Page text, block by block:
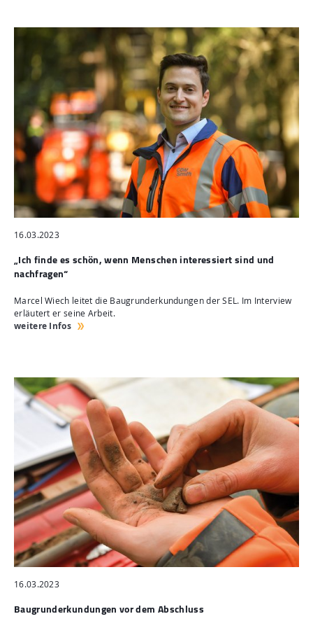
16.03.2023
„Ich finde es schön, wenn Menschen interessiert sind und
nachfragen“
Marcel Wiech leitet die Baugrunderkundungen der SEL. Im Interview
erläutert er seine Arbeit.
weitere Infos
16.03.2023
Baugrunderkundungen vor dem Abschluss